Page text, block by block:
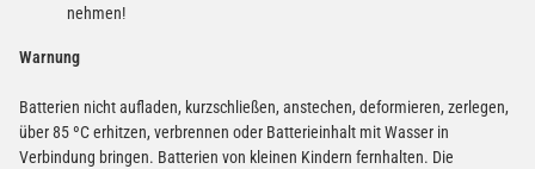
nehmen!
Warnung
Batterien nicht aufladen, kurzschließen, anstechen, deformieren, zerlegen,
über 85 ºC erhitzen, verbrennen oder Batterieinhalt mit Wasser in
Verbindung bringen. Batterien von kleinen Kindern fernhalten. Die